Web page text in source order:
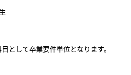
として卒業要件単位となります。